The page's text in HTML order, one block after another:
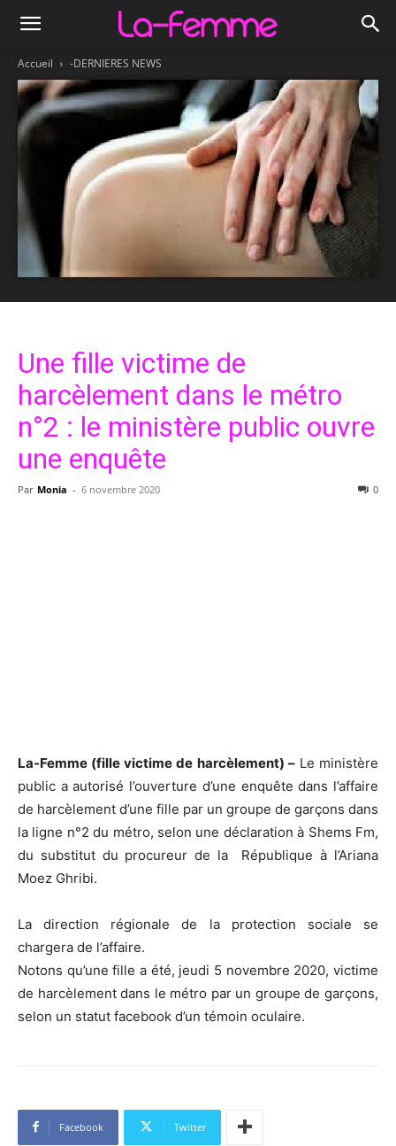
Accueil -DERNIERES NEWS
Une fille victime de
harcèlement dans le métro
n°2 : le ministère public ouvre
une enquête
Par Monia - 6 novembre 2020 0
La-Femme (fille victime de harcèlement) –Le ministère
public a autorisé l’ouverture d’une enquête dans l’affaire
de harcèlement d’une fille par un groupe de garçons dans
la ligne n°2 du métro, selon une déclaration à Shems Fm,
du substitut du procureur de la République à l’Ariana
Moez Ghribi.
La direction régionale de la protection sociale se
chargera de l’affaire.
Notons qu’une fille a été, jeudi 5 novembre 2020, victime
de harcèlement dans le métro par un groupe de garçons,
selon un statut facebook d’un témoin oculaire.
Facebook Twitter